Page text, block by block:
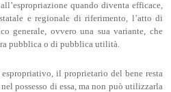
quando diventa efficace,
e regionale di riferimento, l’atto di
generale, ovvero una sua variante, che
pubblica o di pubblica utilità.
il proprietario del bene resta
possesso di essa, ma non può utilizzarla